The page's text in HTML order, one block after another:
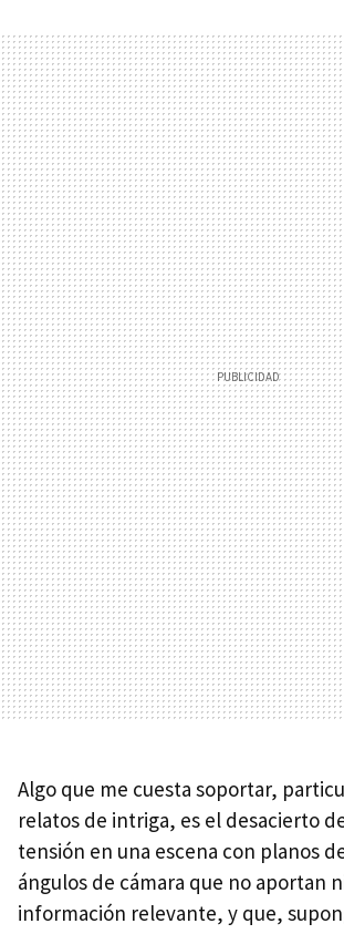
Algo que me cuesta soportar,
relatos de intriga, es el desacierto
tensión en una escena con planos
ángulos de cámara que no aportan
información relevante, y que,